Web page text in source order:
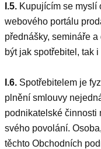
I.5. Kupujícím se myslí
webového portálu
přednášky, semináře
být jak spotřebitel, tak
I.6. Spotřebitelem je
plnění smlouvy
podnikatelské činnosti
svého povolání.
těchto Obchodních